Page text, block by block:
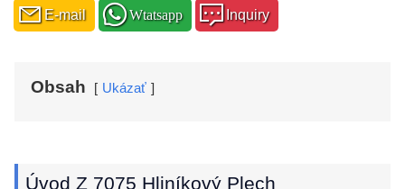
E-mail Wtatsapp Inquiry
Obsah Ukázať
Úvod Z 7075 Hliníkový Plech